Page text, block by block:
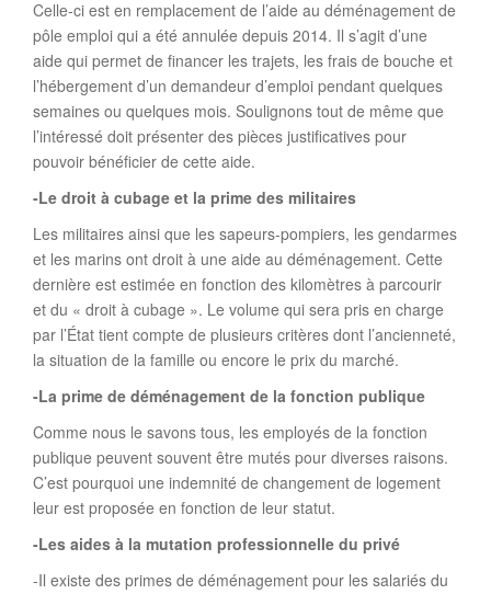
Celle-ci est en remplacement de l’aide au déménagement de
pôle emploi qui a été annulée depuis 2014. Il s’agit d’une
aide qui permet de financer les trajets, les frais de bouche et
l’hébergement d’un demandeur d’emploi pendant quelques
semaines ou quelques mois. Soulignons tout de même que
l’intéressé doit présenter des pièces justificatives pour
pouvoir bénéficier de cette aide.
-Le droit à cubage et la prime des militaires
Les militaires ainsi que les sapeurs-pompiers, les gendarmes
et les marins ont droit à une aide au déménagement. Cette
dernière est estimée en fonction des kilomètres à parcourir
et du « droit à cubage ». Le volume qui sera pris en charge
par l’État tient compte de plusieurs critères dont l’ancienneté,
la situation de la famille ou encore le prix du marché.
-La prime de déménagement de la fonction publique
Comme nous le savons tous, les employés de la fonction
publique peuvent souvent être mutés pour diverses raisons.
C’est pourquoi une indemnité de changement de logement
leur est proposée en fonction de leur statut.
-Les aides à la mutation professionnelle du privé
-Il existe des primes de déménagement pour les salariés du